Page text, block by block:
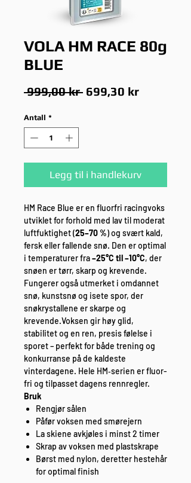
VOLA HM RACE 80g
BLUE
999,00 kr Vanlig
699,30 krSalgspris
Antall *
Legg til i handlekurv
HM Race Blue er en fluorfri racingvoks
utviklet for forhold med lav til moderat
luftfuktighet (25–70 %) og svært kald,
fersk eller fallende snø. Den er optimal
i temperaturer fra–25°C til –10°C, der
snøen er tørr, skarp og krevende.
Fungerer også utmerket i omdannet
snø, kunstsnø og isete spor, der
snøkrystallene er skarpe og
krevende.Voksen gir høy glid,
stabilitet og en ren, presis følelse i
sporet – perfekt for både trening og
konkurranse på de kaldeste
vinterdagene. Hele HM‑serien er fluor­
fri og tilpasset dagens rennregler.
Bruk
Rengjør sålen
Påfør voksen med smørejern
La skiene avkjøles i minst 2 timer
Skrap av voksen med plastskrape
Børst med nylon, deretter hestehår
for optimal finish